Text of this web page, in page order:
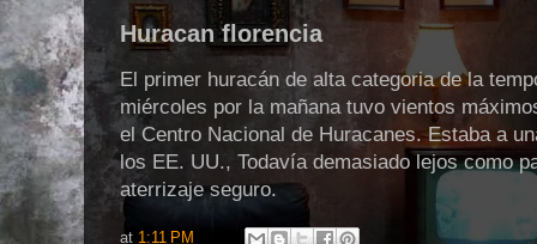
Huracan florencia
El primer huracán de alta categoria de la
miércoles por la mañana tuvo vientos
el Centro Nacional de Huracanes. Estaba a
los EE. UU., Todavía demasiado lejos como
aterrizaje seguro.
at 1:11 PM